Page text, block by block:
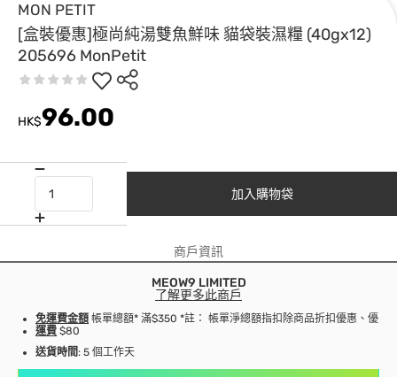
MON PETIT
[盒裝優惠]極尚純湯雙魚鮮味 貓袋裝濕糧 (40gx12)
205696 MonPetit
HK$96.00
加入購物袋
商戶資訊
MEOW9 LIMITED
了解更多此商戶
免運費金額 帳單總額* 滿$350 *註： 帳單淨總額指扣除商品折扣優惠、優惠
運費 $80
送貨時間: 5 個工作天